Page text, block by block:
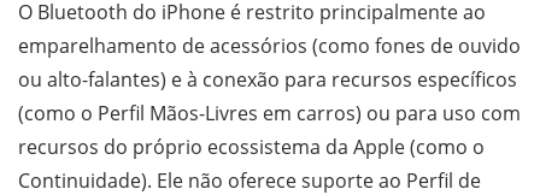
O Bluetooth do iPhone é restrito principalmente ao
emparelhamento de acessórios (como fones de ouvido
ou alto-falantes) e à conexão para recursos específicos
(como o Perfil Mãos-Livres em carros) ou para uso com
recursos do próprio ecossistema da Apple (como o
Continuidade). Ele não oferece suporte ao Perfil de